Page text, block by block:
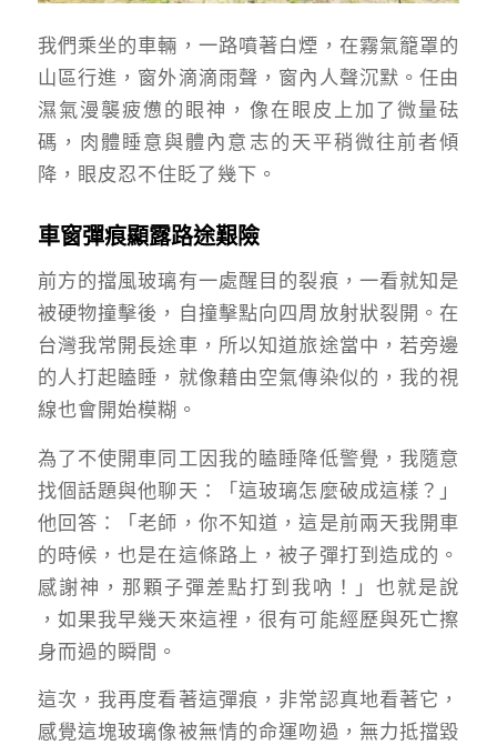
我們乘坐的車輛，一路噴著白煙，在霧氣籠罩的
山區行進，窗外滴滴雨聲，窗內人聲沉默。任由
濕氣漫襲疲憊的眼神，像在眼皮上加了微量砝
碼，肉體睡意與體內意志的天平稍微往前者傾
降，眼皮忍不住眨了幾下。
車窗彈痕顯露路途艱險
前方的擋風玻璃有一處醒目的裂痕，一看就知是
被硬物撞擊後，自撞擊點向四周放射狀裂開。在
台灣我常開長途車，所以知道旅途當中，若旁邊
的人打起瞌睡，就像藉由空氣傳染似的，我的視
線也會開始模糊。
為了不使開車同工因我的瞌睡降低警覺，我隨意
找個話題與他聊天：「這玻璃怎麼破成這樣？」
他回答：「老師，你不知道，這是前兩天我開車
的時候，也是在這條路上，被子彈打到造成的。
感謝神，那顆子彈差點打到我吶！」也就是說
，如果我早幾天來這裡，很有可能經歷與死亡擦
身而過的瞬間。
這次，我再度看著這彈痕，非常認真地看著它，
感覺這塊玻璃像被無情的命運吻過，無力抵擋毀